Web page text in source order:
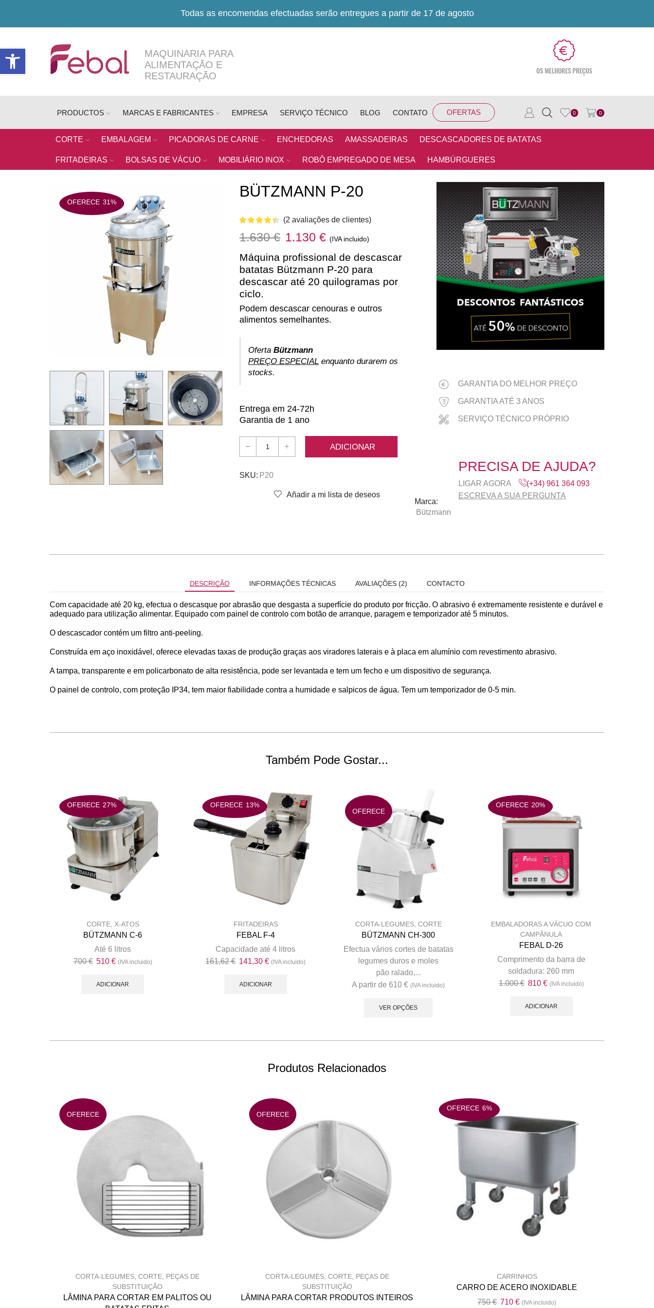
Todas as encomendas efectuadas serão entregues a partir de 17 de agosto
MAQUINARIA PARA
ALIMENTAÇÃO E
RESTAURAÇÃO
PRODUCTOS MARCAS E FABRICANTES EMPRESA SERVIÇO TÉCNICO BLOG CONTATO OFERTAS 0 0
CORTE EMBALAGEM PICADORAS DE CARNE ENCHEDORAS AMASSADEIRAS DESCASCADORES DE BATATAS
FRITADEIRAS BOLSAS DE VÁCUO MOBILIÁRIO INOX ROBÔ EMPREGADO DE MESA HAMBÚRGUERES
OFERECE 31%
BÜTZMANN P-20
(2 avaliações de clientes)
1.630€ O
preço
original
era:
1.130 €O
preço
atual
é:
(IVA incluido)
Máquina profissional de descascar
batatas Bützmann P-20 para
descascar até 20 quilogramas por
ciclo.
Podem descascar cenouras e outros
alimentos semelhantes.
Oferta Bützmann
PREÇO ESPECIAL enquanto durarem os
stocks.
Entrega em 24-72h
Garantia de 1 ano
Quantidade
Bützmann
20
ADICIONAR
SKU: P20
Añadir a mi lista de deseos
Marca:
Bützmann
GARANTIA DO MELHOR PREÇO
GARANTIA ATÉ 3 ANOS
SERVIÇO TÉCNICO PRÓPRIO
PRECISA DE AJUDA?
LIGAR AGORA
(+34) 961 364 093
ESCREVA A SUA PERGUNTA
DESCRIÇÃO INFORMAÇÕES TÉCNICAS AVALIAÇÕES (2) CONTACTO
Com capacidade até 20 kg, efectua o descasque por abrasão que desgasta a superfície do produto por fricção. O abrasivo é extremamente resistente e durável e
adequado para utilização alimentar. Equipado com painel de controlo com botão de arranque, paragem e temporizador até 5 minutos.
O descascador contém um filtro anti-peeling.
Construída em aço inoxidável, oferece elevadas taxas de produção graças aos viradores laterais e à placa em alumínio com revestimento abrasivo.
A tampa, transparente e em policarbonato de alta resistência, pode ser levantada e tem um fecho e um dispositivo de segurança.
O painel de controlo, com proteção IP34, tem maior fiabilidade contra a humidade e salpicos de água. Tem um temporizador de 0-5 min.
Também Pode Gostar...
OFERECE 27%
CORTE, X-ATOS
BÜTZMANN C-6
Até 6 litros
700€ O
original
510 €O
atual
(IVA incluido)
ADICIONAR
OFERECE 13%
FRITADEIRAS
FEBAL F-4
Capacidade até 4 litros
161,62€ O
original
141,30€O
atual
(IVA incluido)
ADICIONAR
OFERECE
CORTA-LEGUMES, CORTE
BÜTZMANN CH-300
Efectua vários cortes de batatas
legumes duros e moles
pão ralado,...
A partir de 610€ (IVA incluido)
VER OPÇÕES
variants.
chosen
on
OFERECE 20%
EMBALADORAS A VÁCUO COM
CAMPÂNULA
FEBAL D-26
Comprimento da barra de
soldadura: 260 mm
1.000€ O
original
810 €O
atual
(IVA incluido)
ADICIONAR
Produtos Relacionados
OFERECE
CORTA-LEGUMES, CORTE, PEÇAS DE
SUBSTITUIÇÃO
LÂMINA PARA CORTAR EM PALITOS OU
OFERECE
CORTA-LEGUMES, CORTE, PEÇAS DE
SUBSTITUIÇÃO
LÂMINA PARA CORTAR PRODUTOS INTEIROS
OFERECE 6%
CARRINHOS
CARRO DE ACERO INOXIDABLE
750€ O
710 €O(IVA incluido)
Open toolbar